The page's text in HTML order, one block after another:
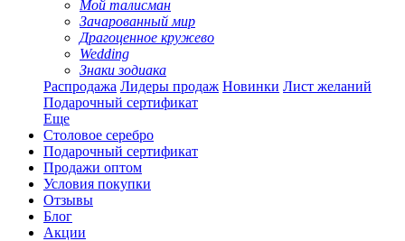
Мой талисман
Зачарованный мир
Драгоценное кружево
Wedding
Знаки зодиака
Распродажа Лидеры продаж Новинки Лист желаний
Подарочный сертификат
Еще
Столовое серебро
Подарочный сертификат
Продажи оптом
Условия покупки
Отзывы
Блог
Акции